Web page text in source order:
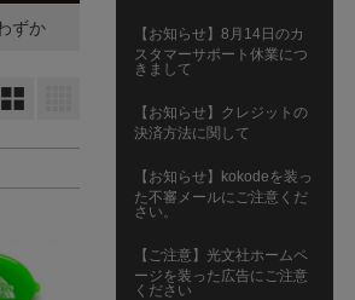
ずか
【お知らせ】8月14日のカ
スタマーサポート休業につ
きまして
【お知らせ】クレジットの
決済方法に関して
【お知らせ】kokodeを装っ
た不審メールにご注意くだ
さい。
【ご注意】光文社ホームペ
ージを装った広告にご注意
ください